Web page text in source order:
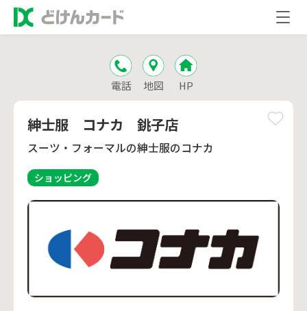
電話 地図 HP
紳士服 コナカ 銚子店
スーツ・フォーマルの紳士服のコナカ
ショッピング